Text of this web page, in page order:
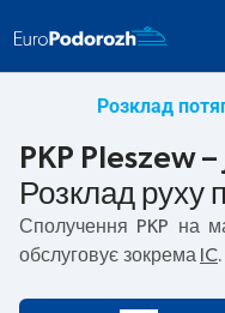
Розклад
PKP Pleszew
Розклад руху
Сполучення PKP на
обслуговує зокрема IC